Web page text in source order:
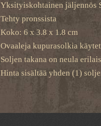
Yksityiskohtainen jäljennös
Tehty pronssista
Koko: 6 x 3.8 x 1.8 cm
Ovaaleja kupurasolkia
Soljen takana on neula
Hinta sisältää yhden (1)